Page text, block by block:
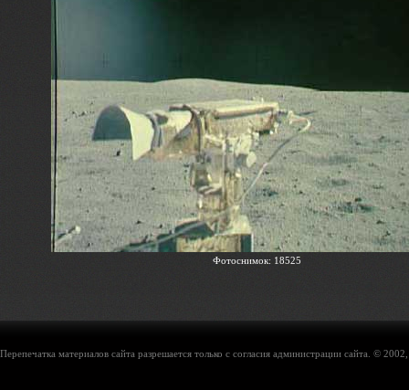
Фотоснимок: 18525
Перепечатка материалов сайта разрешается только с согласия администрации сайта. ©